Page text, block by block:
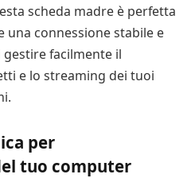
scheda madre è perfetta
una connessione stabile e
facilmente il
e lo streaming dei tuoi
per
tuo computer